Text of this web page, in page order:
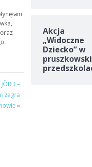
–
zagra
»
Akcja
„Widoczne
Dziecko” w